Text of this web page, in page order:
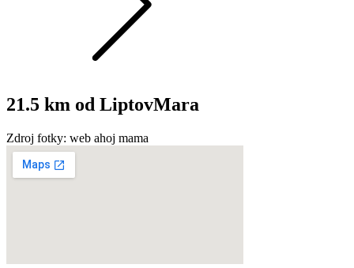
21.5 km od LiptovMara
Zdroj fotky: web ahoj mama